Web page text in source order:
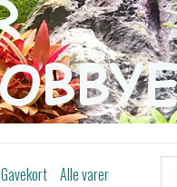
Gavekort Alle varer